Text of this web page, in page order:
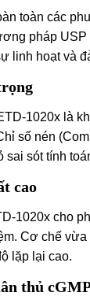
toàn các
pháp
linh hoạt và
1020x là
số nén
sót tính
cao
1020x cho
Cơ chế
lặp lại cao.
thủ